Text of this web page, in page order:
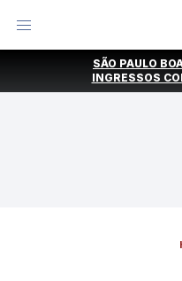
SÃO PAULO
INGRESSOS